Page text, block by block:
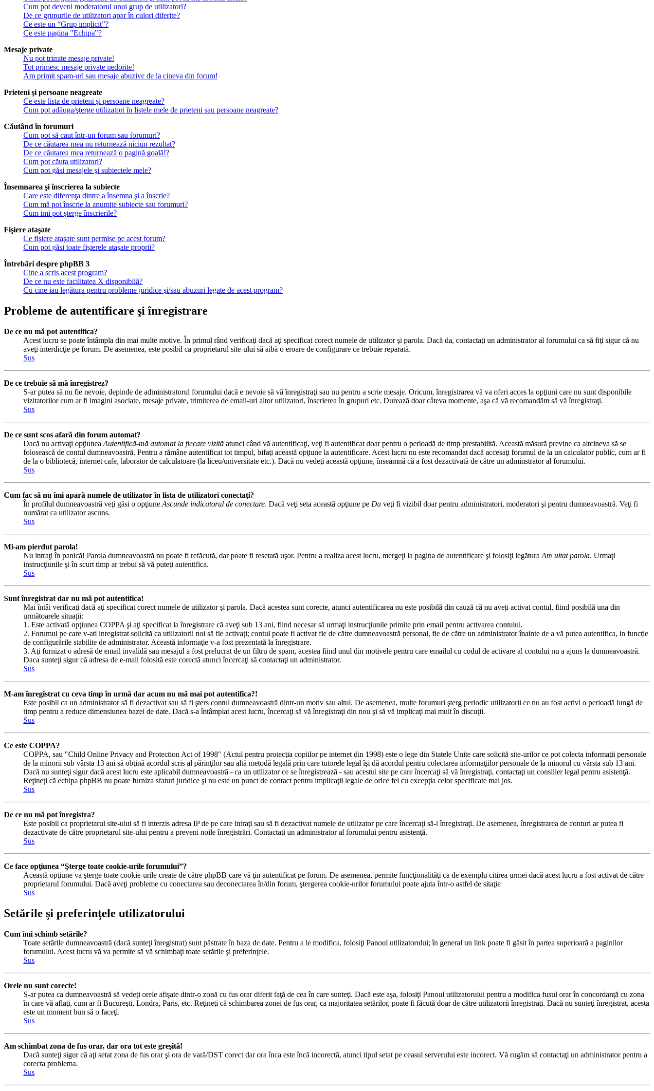
Cum pot deveni moderatorul unui grup de utilizatori?
De ce grupurile de utilizatori apar în culori diferite?
Ce este un “Grup implicit”?
Ce este pagina "Echipa"?
Mesaje private
Nu pot trimite mesaje private!
Tot primesc mesaje private nedorite!
Am primit spam-uri sau mesaje abuzive de la cineva din forum!
Prieteni şi persoane neagreate
Ce este lista de prieteni şi persoane neagreate?
Cum pot adăuga/şterge utilizatori în listele mele de prieteni sau persoane neagreate?
Căutând în forumuri
Cum pot să caut într-un forum sau forumuri?
De ce căutarea mea nu returnează niciun rezultat?
De ce căutarea mea returnează o pagină goală!?
Cum pot căuta utilizatori?
Cum pot găsi mesajele şi subiectele mele?
Însemnarea şi înscrierea la subiecte
Care este diferenţa dintre a însemna şi a înscrie?
Cum mă pot înscrie la anumite subiecte sau forumuri?
Cum imi pot şterge înscrierile?
Fişiere ataşate
Ce fişiere ataşate sunt permise pe acest forum?
Cum pot găsi toate fişierele ataşate proprii?
Întrebări despre phpBB 3
Cine a scris acest program?
De ce nu este facilitatea X disponibilă?
Cu cine iau legătura pentru probleme juridice şi/sau abuzuri legate de acest program?
Probleme de autentificare şi înregistrare
De ce nu mă pot autentifica?
Acest lucru se poate întâmpla din mai multe motive. În primul rând verificaţi dacă aţi specificat corect numele de utilizator şi parola. Dacă da, contactaţi un administrator al forumului ca să fiţi sigur că nu
aveţi interdicţie pe forum. De asemenea, este posibil ca proprietarul site-ului să aibă o eroare de configurare ce trebuie reparată.
Sus
De ce trebuie să mă înregistrez?
S-ar putea să nu fie nevoie, depinde de administratorul forumului dacă e nevoie să vă înregistraţi sau nu pentru a scrie mesaje. Oricum, înregistrarea vă va oferi acces la opţiuni care nu sunt disponibile
vizitatorilor cum ar fi imagini asociate, mesaje private, trimiterea de email-uri altor utilizatori, înscrierea în grupuri etc. Durează doar câteva momente, aşa că vă recomandăm să vă înregistraţi.
Sus
De ce sunt scos afară din forum automat?
Dacă nu activaţi opţiunea Autentifică-mă automat la fiecare vizită atunci când vă autentificaţi, veţi fi autentificat doar pentru o perioadă de timp prestabilită. Această măsură previne ca altcineva să se
folosească de contul dumneavoastră. Pentru a rămâne autentificat tot timpul, bifaţi această opţiune la autentificare. Acest lucru nu este recomandat dacă accesaţi forumul de la un calculator public, cum ar fi
de la o bibliotecă, internet cafe, laborator de calculatoare (la liceu/universitate etc.). Dacă nu vedeţi această opţiune, înseamnă că a fost dezactivată de către un adminstrator al forumului.
Sus
Cum fac să nu îmi apară numele de utilizator în lista de utilizatori conectaţi?
În profilul dumneavoastră veţi găsi o opţiune Ascunde indicatorul de conectare. Dacă veţi seta această opţiune pe Da veţi fi vizibil doar pentru administratori, moderatori şi pentru dumneavoastră. Veţi fi
numărat ca utilizator ascuns.
Sus
Mi-am pierdut parola!
Nu intraţi în panică! Parola dumneavoastră nu poate fi refăcută, dar poate fi resetată uşor. Pentru a realiza acest lucru, mergeţi la pagina de autentificare şi folosiţi legătura Am uitat parola. Urmaţi
instrucţiunile şi în scurt timp ar trebui să vă puteţi autentifica.
Sus
Sunt înregistrat dar nu mă pot autentifica!
Mai întâi verificaţi dacă aţi specificat corect numele de utilizator şi parola. Dacă acestea sunt corecte, atunci autentificarea nu este posibilă din cauză că nu aveți activat contul, fiind posibilă una din
următoarele situații:
1. Este activată opţiunea COPPA şi aţi specificat la înregistrare că aveţi sub 13 ani, fiind necesar să urmaţi instrucţiunile primite prin email pentru activarea contului.
2. Forumul pe care v-ati inregistrat solicită ca utilizatorii noi să fie activaţi; contul poate fi activat fie de către dumneavoastră personal, fie de către un administrator înainte de a vă putea autentifica, in funcție
de configurările stabilite de administrator. Această informaţie v-a fost prezentată la înregistrare.
3. Aţi furnizat o adresă de email invalidă sau mesajul a fost prelucrat de un filtru de spam, acestea fiind unul din motivele pentru care emailul cu codul de activare al contului nu a ajuns la dumneavoastră.
Daca sunteţi sigur că adresa de e-mail folosită este corectă atunci încercaţi să contactaţi un administrator.
Sus
M-am înregistrat cu ceva timp în urmă dar acum nu mă mai pot autentifica?!
Este posibil ca un administrator să fi dezactivat sau să fi şters contul dumneavoastră dintr-un motiv sau altul. De asemenea, multe forumuri şterg periodic utilizatorii ce nu au fost activi o perioadă lungă de
timp pentru a reduce dimensiunea bazei de date. Dacă s-a întâmplat acest lucru, încercaţi să vă înregistraţi din nou şi să vă implicaţi mai mult în discuţii.
Sus
Ce este COPPA?
COPPA, sau "Child Online Privacy and Protection Act of 1998" (Actul pentru protecţia copiilor pe internet din 1998) este o lege din Statele Unite care solicită site-urilor ce pot colecta informaţii personale
de la minorii sub vârsta 13 ani să obţină acordul scris al părinţilor sau altă metodă legală prin care tutorele legal îşi dă acordul pentru colectarea informaţiilor personale de la minorul cu vârsta sub 13 ani.
Dacă nu sunteţi sigur dacă acest lucru este aplicabil dumneavoastră - ca un utilizator ce se înregistrează - sau acestui site pe care încercaţi să vă înregistraţi, contactaţi un consilier legal pentru asistenţă.
Reţineţi că echipa phpBB nu poate furniza sfaturi juridice şi nu este un punct de contact pentru implicaţii legale de orice fel cu excepţia celor specificate mai jos.
Sus
De ce nu mă pot înregistra?
Este posibil ca proprietarul site-ului să fi interzis adresa IP de pe care intraţi sau să fi dezactivat numele de utilizator pe care încercaţi să-l înregistraţi. De asemenea, înregistrarea de conturi ar putea fi
dezactivate de către proprietarul site-ului pentru a preveni noile înregistrări. Contactaţi un administrator al forumului pentru asistenţă.
Sus
Ce face opţiunea “Şterge toate cookie-urile forumului”?
Această opţiune va şterge toate cookie-urile create de către phpBB care vă ţin autentificat pe forum. De asemenea, permite funcţionalităţi ca de exemplu citirea urmei dacă acest lucru a fost activat de către
proprietarul forumului. Dacă aveţi probleme cu conectarea sau deconectarea în/din forum, ştergerea cookie-urilor forumului poate ajuta într-o astfel de sitaţie
Sus
Setările şi preferinţele utilizatorului
Cum îmi schimb setările?
Toate setările dumneavoastră (dacă sunteţi înregistrat) sunt păstrate în baza de date. Pentru a le modifica, folosiţi Panoul utilizatorului; în general un link poate fi găsit în partea superioară a paginilor
forumului. Acest lucru vă va permite să vă schimbaţi toate setările şi preferinţele.
Sus
Orele nu sunt corecte!
S-ar putea ca dumneavoastră să vedeţi orele afişate dintr-o zonă cu fus orar diferit faţă de cea în care sunteţi. Dacă este aşa, folosiţi Panoul utilizatorului pentru a modifica fusul orar în concordanţă cu zona
în care vă aflaţi, cum ar fi Bucureşti, Londra, Paris, etc. Reţineţi că schimbarea zonei de fus orar, ca majoritatea setărilor, poate fi făcută doar de către utilizatorii înregistraţi. Dacă nu sunteţi înregistrat, acesta
este un moment bun să o faceţi.
Sus
Am schimbat zona de fus orar, dar ora tot este greşită!
Dacă sunteţi sigur că aţi setat zona de fus orar şi ora de vară/DST corect dar ora înca este încă incorectă, atunci tipul setat pe ceasul serverului este incorect. Vă rugăm să contactaţi un administrator pentru a
corecta problema.
Sus